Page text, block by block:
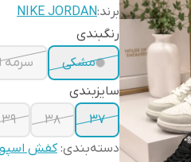
برند:NIKE JORDAN
رنگبندی
مشکی
سرمه
سایزبندی
37
38
39
دسته‌بندی:کفش